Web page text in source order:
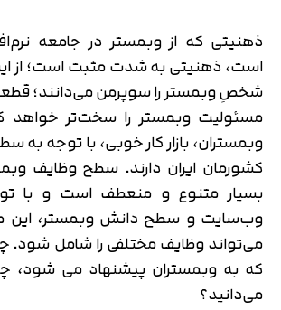
ذهنیتی که از وبمستر در جامعه
است، ذهنیتی به شدت مثبت است؛ از
شخصِ وبمستر را سوپرمن می‌دانند؛
مسئولیت وبمستر را سخت‌تر خواهد
وبمستران، بازار کار خوبی، با توجه
کشورمان ایران دارند. سطح وظایف
بسیار متنوع و منعطف است و با
وب‌سایت و سطح دانش وبمستر، این
می‌تواند وظایف مختلفی را شامل
که به وبمستران پیشنهاد می شود،
می‌دانید؟